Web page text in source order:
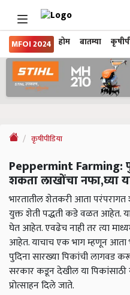
MFOI 2024 होम बातम्या
कृषीपीडिया
Peppermint Farming:
शकता लाखोंचा नफा,घ्या
भारतातील शेतकरी आता परंपरागत
युक्त शेती पद्धती कडे वळत आहेत.
घेत आहेत. एवढेच नाही तर त्या
आहेत. याचाच एक भाग म्हणून आता
पुदिना सारख्या पिकांची
सरकार कडून देखील या
प्रोत्साहन दिले जाते.